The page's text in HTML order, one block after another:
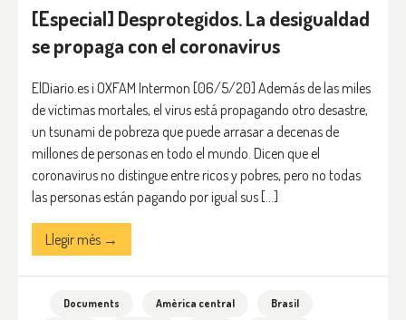
[Especial] Desprotegidos. La desigualdad
se propaga con el coronavirus
ElDiario.es i OXFAM Intermon [06/5/20] Además de las miles
de víctimas mortales, el virus está propagando otro desastre,
un tsunami de pobreza que puede arrasar a decenas de
millones de personas en todo el mundo. Dicen que el
coronavirus no distingue entre ricos y pobres, pero no todas
las personas están pagando por igual sus […]
Llegir més →
Documents Amèrica central
Brasil